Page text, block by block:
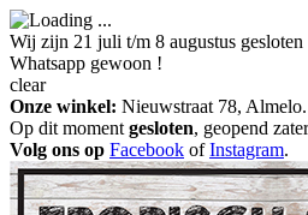
Wij zijn 21 juli t/m 8 augustus
Whatsapp gewoon !
clear
Onze winkel: Nieuwstraat 78, Almelo.
Op dit moment gesloten, geopend
Volg ons op Facebook ofInstagram.